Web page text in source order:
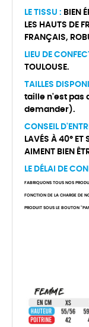
LE TISSU : BIEN
LES HAUTS DE
FRANÇAIS,
LIEU DE
TOULOUSE.
TAILLES
taille n'est pas
demander).
CONSEIL
LAVÉS À 40° ET
AIMENT BIEN
LE DÉLAI DE
FABRIQUONS TOUS NOS
FONCTION DE LA CHARGE DE
PRODUIT SOUS LE BOUTON